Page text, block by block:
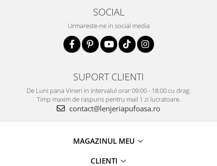
SOCIAL
Urmareste-ne in social media
SUPORT CLIENTI
De Luni pana Vineri in intervalul orar 09:00 - 18:00 cu drag.
Timp maxim de raspuns pentru mail 1 zi lucratoare.
contact@lenjeriapufoasa.ro
MAGAZINUL MEU
CLIENTI